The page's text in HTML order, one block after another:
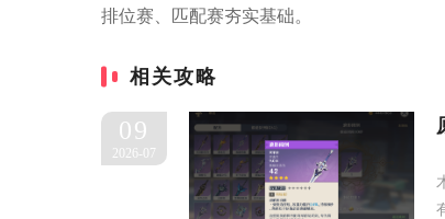
排位赛、匹配赛夯实基础。
相关攻略
09
2026-07